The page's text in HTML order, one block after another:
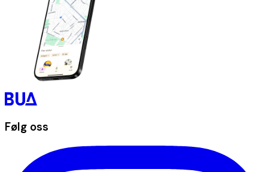
Følg oss